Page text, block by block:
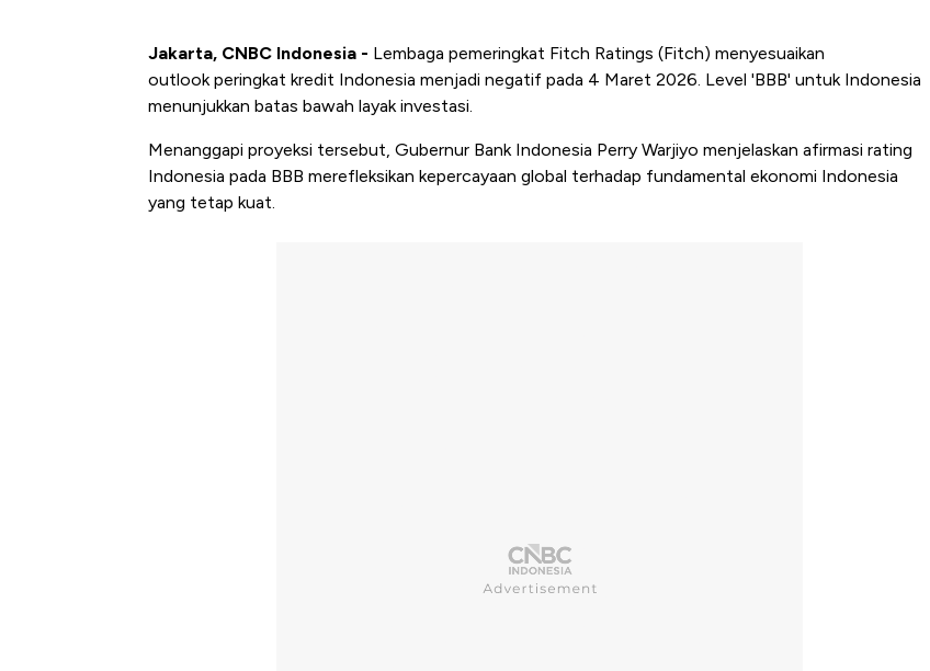
Jakarta, CNBC Indonesia - Lembaga pemeringkat Fitch Ratings (Fitch) menyesuaikan
outlook peringkat kredit Indonesia menjadi negatif pada 4 Maret 2026. Level 'BBB' untuk Indonesia
menunjukkan batas bawah layak investasi.
Menanggapi proyeksi tersebut, Gubernur Bank Indonesia Perry Warjiyo menjelaskan afirmasi rating
Indonesia pada BBB merefleksikan kepercayaan global terhadap fundamental ekonomi Indonesia
yang tetap kuat.